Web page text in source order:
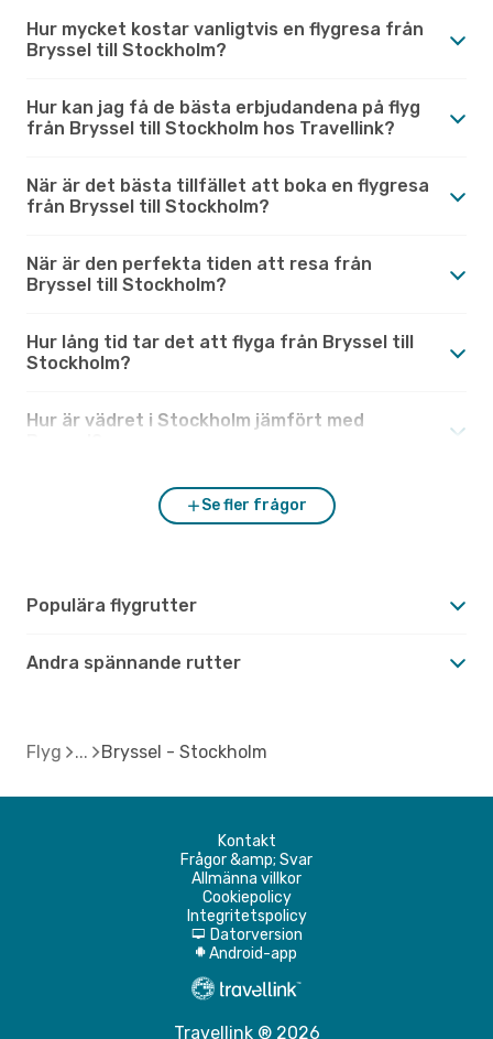
Hur mycket kostar vanligtvis en flygresa från
Bryssel till Stockholm?
Hur kan jag få de bästa erbjudandena på flyg
från Bryssel till Stockholm hos Travellink?
När är det bästa tillfället att boka en flygresa
från Bryssel till Stockholm?
När är den perfekta tiden att resa från
Bryssel till Stockholm?
Hur lång tid tar det att flyga från Bryssel till
Stockholm?
Hur är vädret i Stockholm jämfört med
Se fler frågor
Populära flygrutter
Andra spännande rutter
Flyg Bryssel - Stockholm
Kontakt
Frågor &amp; Svar
Allmänna villkor
Cookiepolicy
Integritetspolicy
d Datorversion
A Android-app
Travellink ® 2026